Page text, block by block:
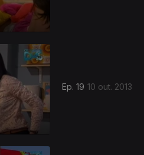
Ep. 19 10 out. 2013